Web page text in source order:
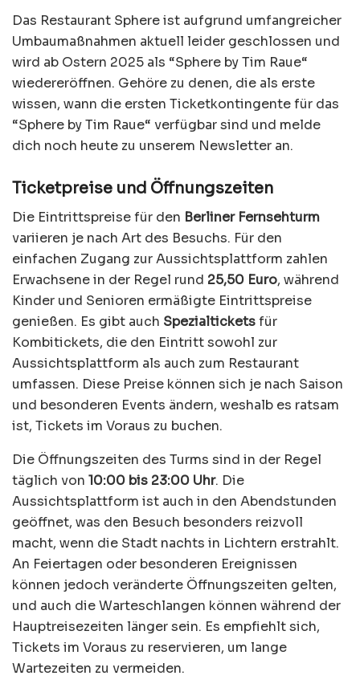
Das Restaurant Sphere ist aufgrund umfangreicher
Umbaumaßnahmen aktuell leider geschlossen und
wird ab Ostern 2025 als “Sphere by Tim Raue“
wiedereröffnen. Gehöre zu denen, die als erste
wissen, wann die ersten Ticketkontingente für das
“Sphere by Tim Raue“ verfügbar sind und melde
dich noch heute zu unserem Newsletter an.
Ticketpreise und Öffnungszeiten
Die Eintrittspreise für den Berliner Fernsehturm
variieren je nach Art des Besuchs. Für den
einfachen Zugang zur Aussichtsplattform zahlen
Erwachsene in der Regel rund 25,50 Euro, während
Kinder und Senioren ermäßigte Eintrittspreise
genießen. Es gibt auch Spezialticketsfür
Kombitickets, die den Eintritt sowohl zur
Aussichtsplattform als auch zum Restaurant
umfassen. Diese Preise können sich je nach Saison
und besonderen Events ändern, weshalb es ratsam
ist, Tickets im Voraus zu buchen.
Die Öffnungszeiten des Turms sind in der Regel
täglich von 10:00 bis 23:00 Uhr. Die
Aussichtsplattform ist auch in den Abendstunden
geöffnet, was den Besuch besonders reizvoll
macht, wenn die Stadt nachts in Lichtern erstrahlt.
An Feiertagen oder besonderen Ereignissen
können jedoch veränderte Öffnungszeiten gelten,
und auch die Warteschlangen können während der
Hauptreisezeiten länger sein. Es empfiehlt sich,
Tickets im Voraus zu reservieren, um lange
Wartezeiten zu vermeiden.